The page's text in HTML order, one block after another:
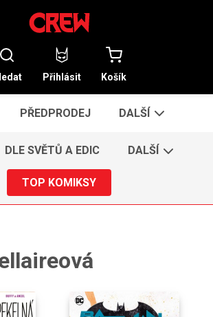
Přihlásit Košík
PŘEDPRODEJ DALŠÍ
DLE SVĚTŮ A EDIC DALŠÍ
TOP KOMIKSY